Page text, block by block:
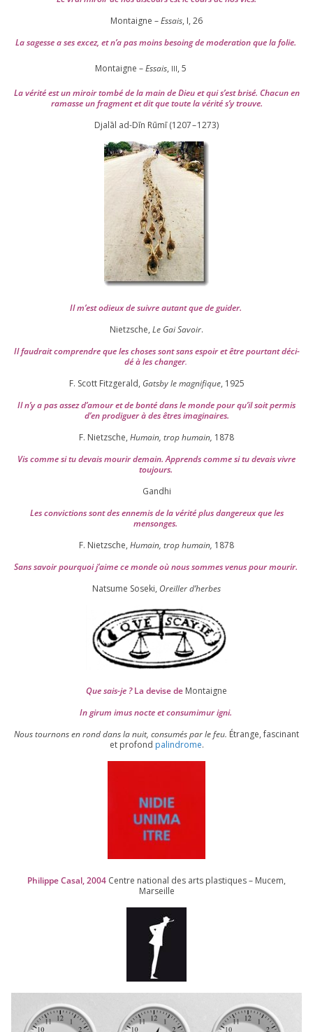
Montaigne –Essais, I, 26
La sagesse a ses excez, et n’a pas moins besoing de mode­ra­tion que la folie.
Montaigne –Essais, III, 5
La véri­té est un miroir tom­bé de la main de Dieu et qui s’est bri­sé. Chacun en
ramasse un frag­ment et dit que toute la véri­té s’y trouve.
Djalāl ad-Dīn Rūmī (1207–1273)
Il m’est odieux de suivre autant que de gui­der.
Nietzsche, Le Gai Savoir.
Il fau­drait com­prendre que les choses sont sans espoir et être pour­tant déci­
dé à les chan­ger.
F. Scott Fitzgerald, Gatsby le magni­fique, 1925
Il n’y a pas assez d’a­mour et de bon­té dans le monde pour qu’il soit per­mis
d’en pro­di­guer à des êtres imaginaires.
F. Nietzsche, Humain, trop humain, 1878
Vis comme si tu devais mou­rir demain. Apprends comme si tu devais vivre
toujours.
Gandhi
Les convic­tions sont des enne­mis de la véri­té plus dan­ge­reux que les
mensonges.
F. Nietzsche, Humain, trop humain, 1878
Sans savoir pour­quoi j’aime ce monde où nous sommes venus pour mourir.
Natsume Soseki, Oreiller d’herbes
Que sais-je ?La devise de Montaigne
In girum imus nocte et consu­mi­mur igni.
Nous tour­nons en rond dans la nuit, consu­més par le feu. Étrange, fas­ci­nant
et pro­fond palin­drome.
Philippe Casal,2004 Centre natio­nal des arts plas­tiques – Mucem,
Marseille